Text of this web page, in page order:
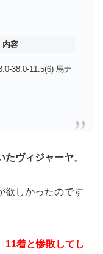
内容
38.0-11.5(6) 馬ナ
たヴィジャーヤ。
欲しかったのです
11着と惨敗してし